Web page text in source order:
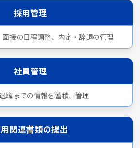
採用管理
接の日程調整、内定・辞退の管理
社員管理
職までの情報を蓄積、管理
関連書類の提出